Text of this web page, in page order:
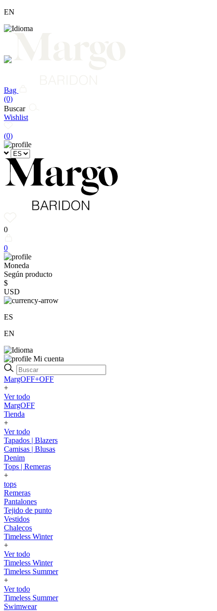
EN
Bag
(0)
Buscar
Wishlist
(0)
0
0
Moneda
Según producto
$
USD
ES
EN
Mi cuenta
MargOFF+OFF
+
Ver todo
MargOFF
Tienda
+
Ver todo
Tapados | Blazers
Camisas | Blusas
Denim
Tops | Remeras
+
tops
Remeras
Pantalones
Tejido de punto
Vestidos
Chalecos
Timeless Winter
+
Ver todo
Timeless Winter
Timeless Summer
+
Ver todo
Timeless Summer
Swimwear